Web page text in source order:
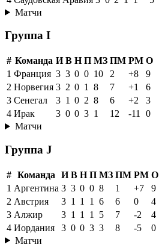
Матчи
Группа I
# Команда И В Н П МЗ ПМ РМ О
1 Франция 3 3 0 0 10 2 +8
9
2 Норвегия 3 2 0 1 8 7 +1
6
3 Сенегал 3 1 0 2 8 6 +2
3
4 Ирак 3 0 0 3 1 12 -11
0
Матчи
Группа J
# Команда И В Н П МЗ ПМ РМ О
1 Аргентина 3 3 0 0 8 1 +7
9
2 Австрия 3 1 1 1 6 6 0
4
3 Алжир 3 1 1 1 5 7 -2
4
4 Иордания 3 0 0 3 3 8 -5
0
Матчи